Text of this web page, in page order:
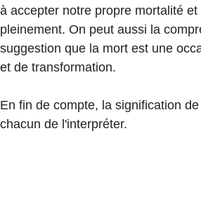
à accepter notre propre mortalité
pleinement. On peut aussi la
suggestion que la mort est une
et de transformation.
En fin de compte, la signification
chacun de l'interpréter.